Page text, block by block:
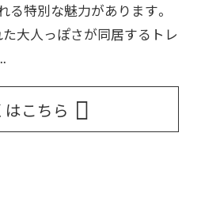
る特別な魅力があります。
大人っぽさが同居するトレ
こちら